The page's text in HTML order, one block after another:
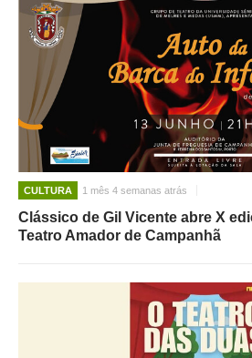
CULTURA 1 mês 4 semanas atrás
Clássico de Gil Vicente abre X
Teatro Amador de Campanhã